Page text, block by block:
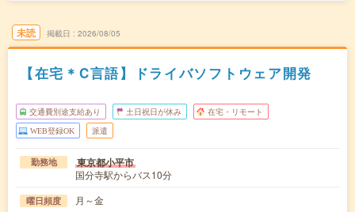
未読 掲載日 2026/08/05
【在宅＊C言語】ドライバソフトウェア開発
交通費別途支給あり 土日祝日が休み 在宅・リモート
WEB登録OK 派遣
勤務地 東京都小平市
国分寺駅からバス10分
曜日頻度 月～金